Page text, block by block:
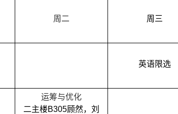
周二 周 三
英语限选
运筹与优化
二主楼B305顾然， 刘